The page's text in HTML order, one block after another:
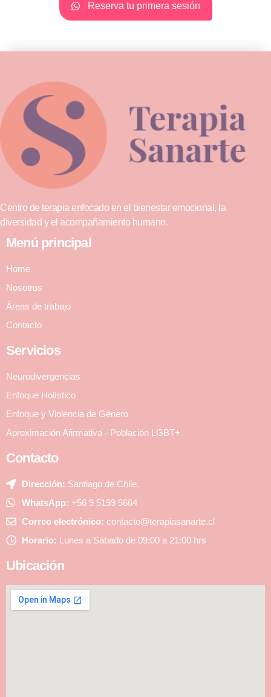
Reserva tu primera sesión
Centro de terapia enfocado en el bienestar emocional, la
diversidad y el acompañamiento humano.
Menú principal
Home
Nosotros
Áreas de trabajo
Contacto
Servicios
Neurodivergencias
Enfoque Holístico
Enfoque y Violencia de Género
Aproximación Afirmativa - Población LGBT+
Contacto
Dirección: Santiago de Chile.
WhatsApp: +56 9 5199 5664
Correo electrónico: contacto@terapiasanarte.cl
Horario: Lunes a Sábado de 09:00 a 21:00 hrs
Ubicación